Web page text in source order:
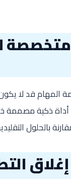
المهام قد لا
ذكية مصممة
بالحلول